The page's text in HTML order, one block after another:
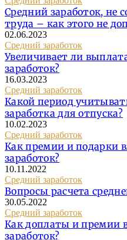
Средний заработок, не
труда – как этого не
02.06.2023
Средний заработок
Увеличивает ли
заработок?
16.03.2023
Средний заработок
Какой период
заработка для отпуска?
10.02.2023
Средний заработок
Как премии и подарки
заработок?
10.11.2022
Средний заработок
Вопросы расчета
30.05.2022
Средний заработок
Как доплаты и премии
заработок?